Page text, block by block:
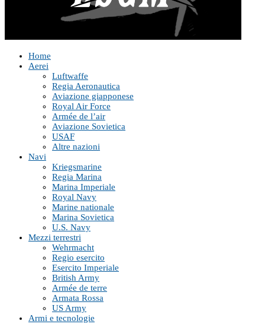
Home
Aerei
Luftwaffe
Regia Aeronautica
Aviazione giapponese
Royal Air Force
Armée de l’air
Aviazione Sovietica
USAF
Altre nazioni
Navi
Kriegsmarine
Regia Marina
Marina Imperiale
Royal Navy
Marine nationale
Marina Sovietica
U.S. Navy
Mezzi terrestri
Wehrmacht
Regio esercito
Esercito Imperiale
British Army
Armée de terre
Armata Rossa
US Army
Armi e tecnologie